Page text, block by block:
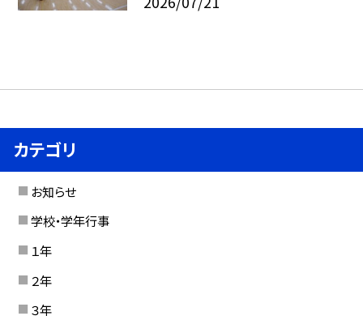
カテゴリ
お知らせ
学校・学年行事
１年
２年
３年